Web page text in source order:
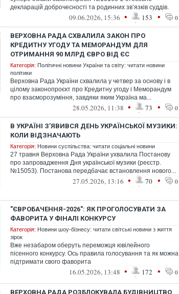
декларацій доброчесності та родинних зв’язків суддів.
09.06.2026, 15:36 • 153 • 0
ВЕРХОВНА РАДА СХВАЛИЛА ЗАКОН ПРО
КРЕДИТНУ УГОДУ ТА МЕМОРАНДУМ ДЛЯ
ОТРИМАННЯ 90 МЛРД ЄВРО ВІД ЄС
Категорія: Політичні новини України та світу: читати новини
політики
Верховна Рада України схвалила у четвер за основу і в
цілому законопроєкт про Кредитну угоду і Меморандум
про взаєморозуміння, завдяки яким Україна ма...
28.05.2026, 11:38 • 73 • 0
В УКРАЇНІ З’ЯВИВСЯ ДЕНЬ УКРАЇНСЬКОЇ МУЗИКИ:
КОЛИ ВІДЗНАЧАЮТЬ
Категорія: Новини суспільства: читати соціальні новини
27 травня Верховна Рада України ухвалила Постанову
про запровадження Дня української музики (реєстр.
№15053). Постанова передбачає встановлення нового...
27.05.2026, 13:16 • 70 • 0
"ЄВРОБАЧЕННЯ-2026": ЯК ПРОГОЛОСУВАТИ ЗА
ФАВОРИТА У ФІНАЛІ КОНКУРСУ
Категорія: Новини шоу-бізнесу: читати світські новини з життя
зірок
Вже незабаром оберуть переможця ювілейного
пісенного конкурсу. Ось правила голосування та як можна
підтримати свого фаворита
16.05.2026, 13:48 • 172 • 0
ВЕРХОВНА РАДА РОЗБЛОКУВАЛА БУДІВНИЦТВО